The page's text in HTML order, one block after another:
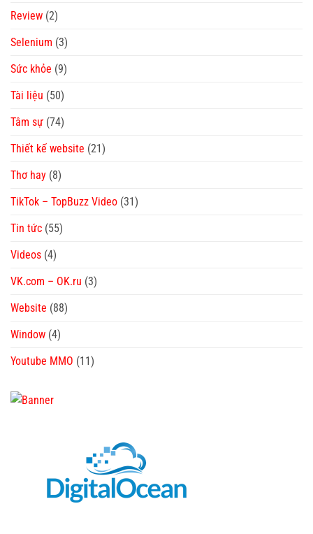
Review (2)
Selenium (3)
Sức khỏe (9)
Tài liệu (50)
Tâm sự (74)
Thiết kế website (21)
Thơ hay (8)
TikTok – TopBuzz Video (31)
Tin tức (55)
Videos (4)
VK.com – OK.ru (3)
Website (88)
Window (4)
Youtube MMO (11)